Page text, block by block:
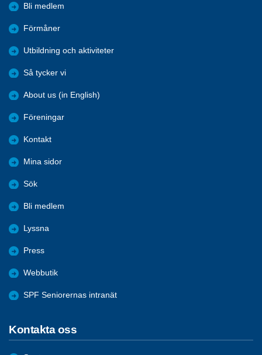
Bli medlem
Förmåner
Utbildning och aktiviteter
Så tycker vi
About us (in English)
Föreningar
Kontakt
Mina sidor
Sök
Bli medlem
Lyssna
Press
Webbutik
SPF Seniorernas intranät
Kontakta oss